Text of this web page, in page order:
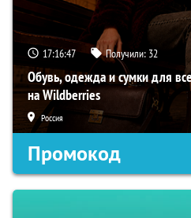
17:16:46 Получили: 32
Обувь, одежда и сумки для
на Wildberries
Россия
Промокод